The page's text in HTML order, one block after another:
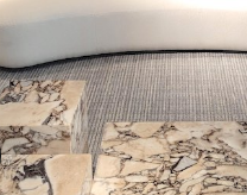
Agrandir